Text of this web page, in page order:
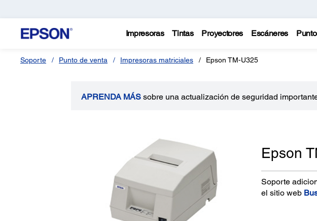
Impresoras Tintas Proyectores Escáneres
Soporte Punto de venta Impresoras matriciales Epson TM-U325
APRENDA MÁS sobre una actualización de seguridad
Epson
Soporte
el sitio web